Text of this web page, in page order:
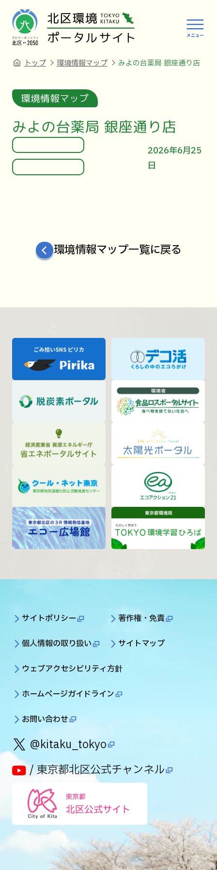
トップ 環境情報マップ みよの台薬局 銀座通り店
環境情報マップ
みよの台薬局 銀座通り店
2026年6月25
日
環境情報マップ一覧に戻る
サイトポリシー 著作権・免責
個人情報の取り扱い サイトマップ
ウェブアクセシビリティ方針
ホームページガイドライン
お問い合わせ
@kitaku_tokyo
/ 東京都北区公式チャンネル